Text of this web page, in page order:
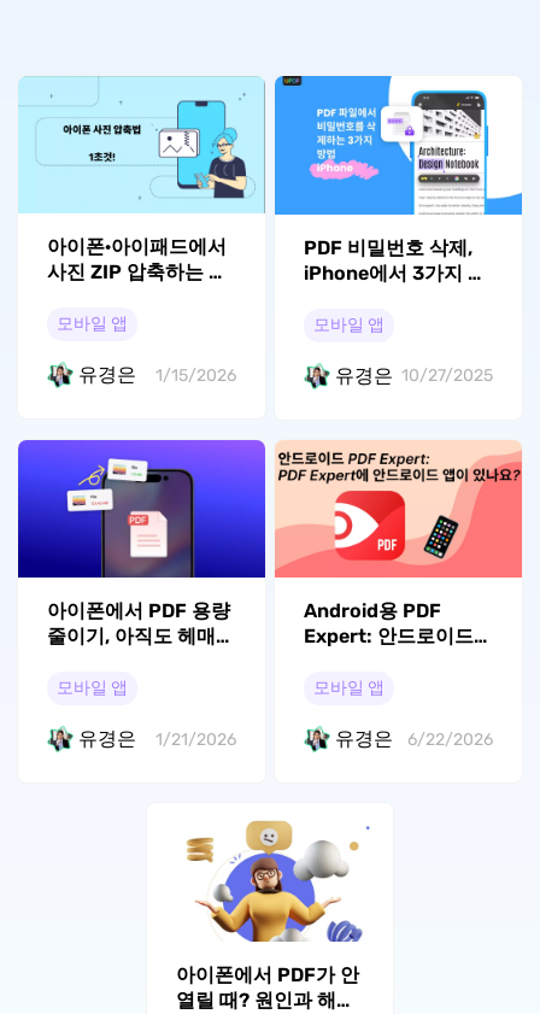
아이폰·아이패드에서
사진 ZIP 압축하는 방
드 (iOS 26 지원)
모바일 앱
유경은 1/15/2026
PDF 비밀번호 삭제,
iPhone에서 3가지 쉬
모바일 앱
유경은 10/27/2025
아이폰에서 PDF 용량
줄이기, 아직도 헤매고
모바일 앱
유경은 1/21/2026
Android용 PDF
Expert: 안드로이드
사용할 수 있을까?
모바일 앱
유경은 6/22/2026
아이폰에서 PDF가 안
열릴 때? 원인과 해결